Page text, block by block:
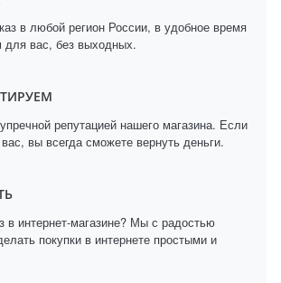
в любой регион России, в удобное время
для вас, без выходных.
репутацией нашего магазина. Если
вы всегда сможете вернуть деньги.
в интернет-магазине? Мы с радостью
покупки в интернете простыми и